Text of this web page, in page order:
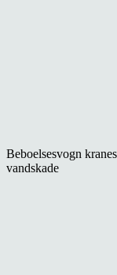
Beboelsesvogn
vandskade